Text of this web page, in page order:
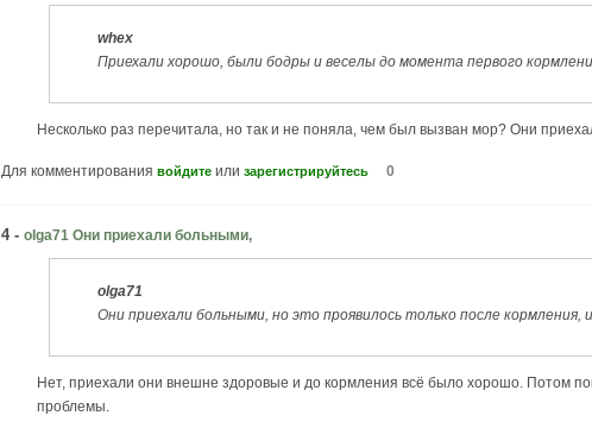
whex
Приехали хорошо, были бодры и веселы до момента первого
Несколько раз перечитала, но так и не поняла, чем был вызван мор? Они
Для комментирования войдите или зарегистрируйтесь 0
4 - olga71 Они приехали больными,
olga71
Они приехали больными, но это проявилось только после
Нет, приехали они внешне здоровые и до кормления всё было хорошо. Потом
проблемы.